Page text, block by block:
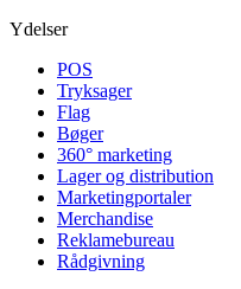
Ydelser
POS
Tryksager
Flag
Bøger
360° marketing
Lager og distribution
Marketing­portaler
Merchandise
Reklamebureau
Rådgivning